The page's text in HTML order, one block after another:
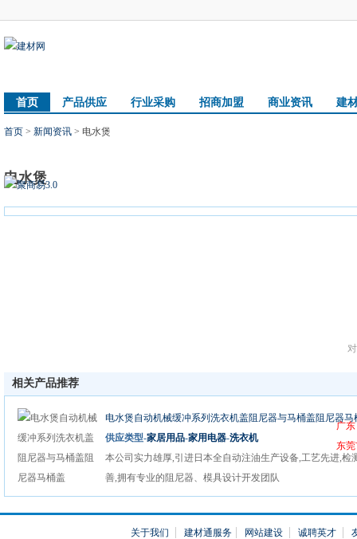
首页 产品供应 行业采购 招商加盟 商业资讯 建
首页 > 新闻资讯 > 电水煲
电水煲
相关产品推荐
电水煲自动机械缓冲系列洗衣机盖阻尼器与马桶盖阻尼器马
广
东
供应类型-家居用品-家用电器-洗衣机
本公司实力雄厚,引进日本全自动注油生产设备,工艺先进,检
善,拥有专业的阻尼器、模具设计开发团队
关于我们 建材通服务 网站建设 诚聘英才